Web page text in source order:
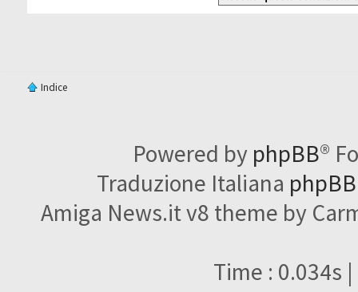
Indice
Powered by phpBB®
Traduzione Italiana
Amiga News.it v8 theme by
Time : 0.034s